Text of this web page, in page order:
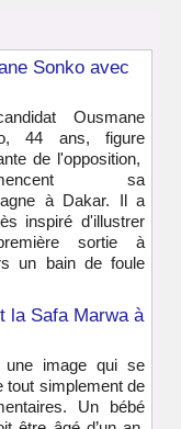
Sonko avec
Ousmane
44 ans, figure
de l'opposition,
sa
à Dakar. Il a
inspiré d'illustrer
sortie à
un bain de foule
la Safa Marwa à
une image qui se
tout simplement de
Un bébé